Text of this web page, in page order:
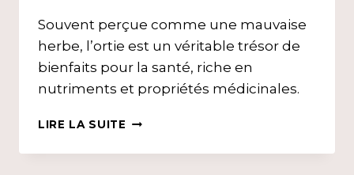
Souvent perçue comme une mauvaise
herbe, l’ortie est un véritable trésor de
bienfaits pour la santé, riche en
nutriments et propriétés médicinales.
LIRE LA SUITE LES
DE